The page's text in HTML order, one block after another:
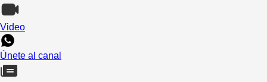
Video
Únete al canal